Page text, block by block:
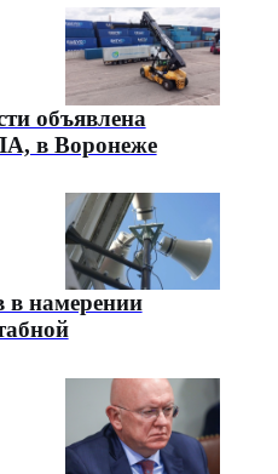
объявлена
в Воронеже
в намерении